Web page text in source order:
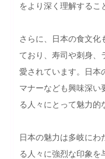
をより深く理解するこ
さらに、日本の食文化
ており、寿司や刺身、
愛されています。日本
マナーなども興味深い
る人々にとって魅力的
日本の魅力は多岐にわ
る人々に強烈な印象を